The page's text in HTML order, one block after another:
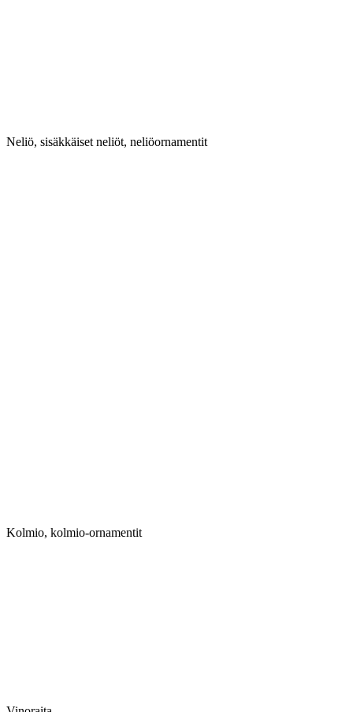
Neliö, sisäkkäiset neliöt, neliöornamentit
Kolmio, kolmio-ornamentit